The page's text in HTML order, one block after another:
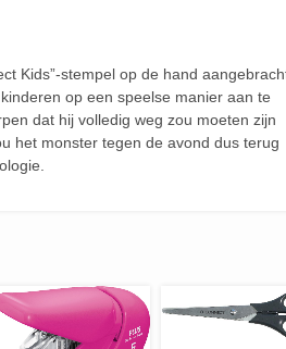
Kids”-stempel op de hand
op een speelse manier aan te
dat hij volledig weg zou moeten zijn
het monster tegen de avond dus terug